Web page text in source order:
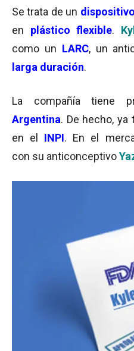
Se trata de un
en plástico flexible.
como un LARC, un
larga duración.
La compañía tiene
Argentina. De hecho,
en el INPI. En el
con su anticonceptivo